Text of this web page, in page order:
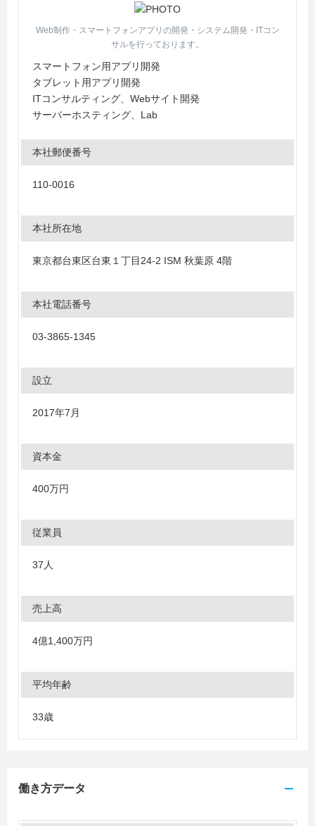
Web制作・スマートフォンアプリの開発・システム開発・ITコン
サルを行っております。
スマートフォン用アプリ開発
タブレット用アプリ開発
ITコンサルティング、Webサイト開発
サーバーホスティング、Lab
本社郵便番号
110-0016
本社所在地
東京都台東区台東１丁目24-2 ISM 秋葉原 4階
本社電話番号
03-3865-1345
設立
2017年7月
資本金
400万円
従業員
37人
売上高
4億1,400万円
平均年齢
33歳
働き方データ